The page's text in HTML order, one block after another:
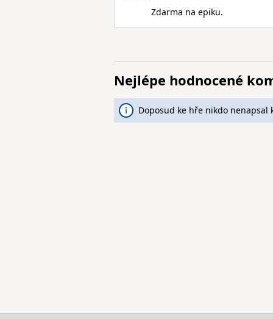
Zdarma na epiku.
Nejlépe hodnocené
Doposud ke hře nikdo nenapsal